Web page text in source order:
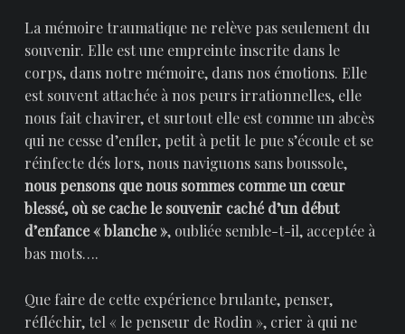
La mémoire traumatique ne relève pas seulement du
souvenir. Elle est une empreinte inscrite dans le
corps, dans notre mémoire, dans nos émotions. Elle
est souvent attachée à nos peurs irrationnelles, elle
nous fait chavirer, et surtout elle est comme un abcès
qui ne cesse d’enfler, petit à petit le pue s’écoule et se
réinfecte dés lors, nous naviguons sans boussole,
nous pensons que nous sommes comme un cœur
blessé, où se cache le souvenir caché d’un début
d’enfance « blanche », oubliée semble-t-il, acceptée à
bas mots….
Que faire de cette expérience brulante, penser,
réfléchir, tel « le penseur de Rodin », crier à qui ne